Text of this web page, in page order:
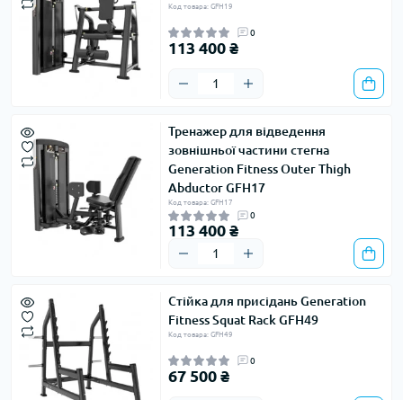
Код товара: GFH19
0
113 400 ₴
Тренажер для відведення
зовнішньої частини стегна
Generation Fitness Outer Thigh
Abductor GFH17
Код товара: GFH17
0
113 400 ₴
Стійка для присідань Generation
Fitness Squat Rack GFH49
Код товара: GFH49
0
67 500 ₴